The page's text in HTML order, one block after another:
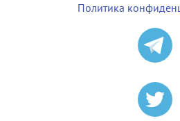
Политика